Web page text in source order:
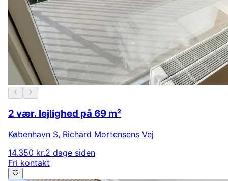
2 vær. lejlighed på 69 m²
København S, Richard Mortensens Vej
14.350 kr.2 dage siden
Fri kontakt